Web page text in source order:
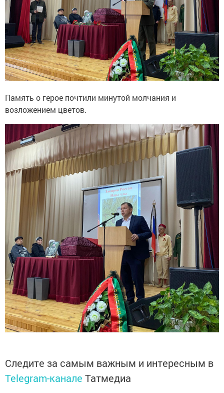
Память о герое почтили минутой молчания и
возложением цветов.
Следите за самым важным и интересным в
Telegram-канале Татмедиа